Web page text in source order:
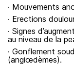
· Mouvements
· Erections
· Signes
au niveau de la
· Gonflement
(angiœdèmes).